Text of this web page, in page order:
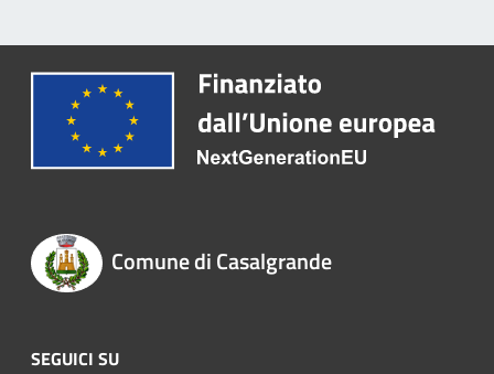
Comune di Casalgrande
SEGUICI SU